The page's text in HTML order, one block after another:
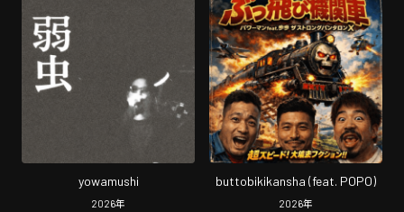
yowamushi
2026年
buttobikikansha (feat. POPO)
2026年